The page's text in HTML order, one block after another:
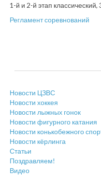
1-й и 2-й этап
Регламент соревнований
Новости ЦЗВС
Новости хоккея
Новости лыжных гонок
Новости фигурного катания
Новости конькобежного
Новости кёрлинга
Статьи
Поздравляем!
Видео